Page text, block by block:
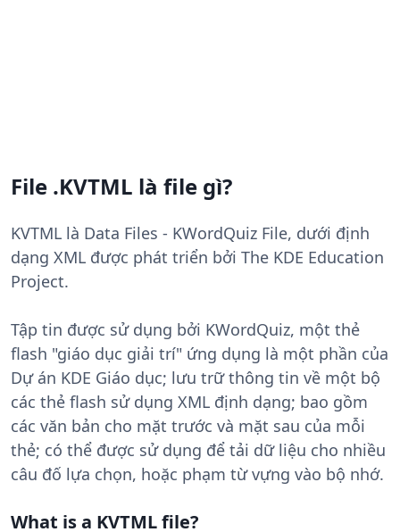
File .KVTML là file gì?
KVTML là Data Files - KWordQuiz File, dưới định
dạng XML được phát triển bởi The KDE Education
Project.
Tập tin được sử dụng bởi KWordQuiz, một thẻ
flash "giáo dục giải trí" ứng dụng là một phần của
Dự án KDE Giáo dục; lưu trữ thông tin về một bộ
các thẻ flash sử dụng XML định dạng; bao gồm
các văn bản cho mặt trước và mặt sau của mỗi
thẻ; có thể được sử dụng để tải dữ liệu cho nhiều
câu đố lựa chọn, hoặc phạm từ vựng vào bộ nhớ.
What is a KVTML file?